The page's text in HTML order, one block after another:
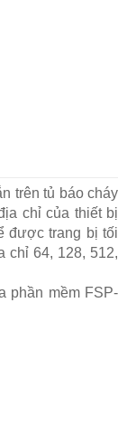
trên tủ báo cháy
chỉ của thiết bị
được trang bị tối
chỉ 64, 128, 512,
phần mềm FSP-